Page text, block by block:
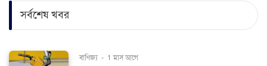
সর্বশেষ খবর
বাণিজ্য - 1 মাস আগে